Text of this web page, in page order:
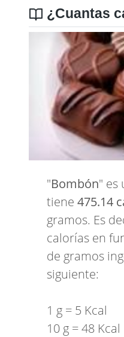
¿Cuantas
"Bombón" es
tiene 475.14
gramos. Es
calorías en
de gramos
siguiente:
1 g = 5 Kcal
10 g = 48 Kcal